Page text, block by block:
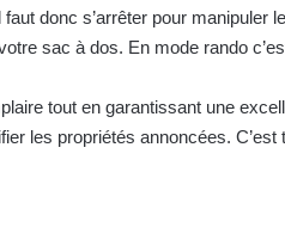
donc s’arrêter pour manipuler
sac à dos. En mode rando
tout en garantissant une
les propriétés annoncées. C’est